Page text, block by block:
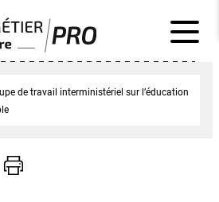
de travail interministériel sur l’éducation